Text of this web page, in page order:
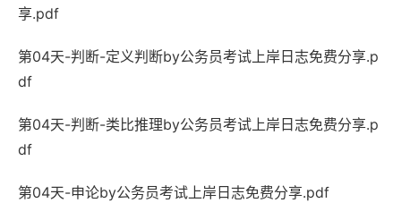
享.pdf
第04天-判断-定义判断by公务员考试上岸日志免费分享.p
df
第04天-判断-类比推理by公务员考试上岸日志免费分享.p
df
第04天-申论by公务员考试上岸日志免费分享.pdf